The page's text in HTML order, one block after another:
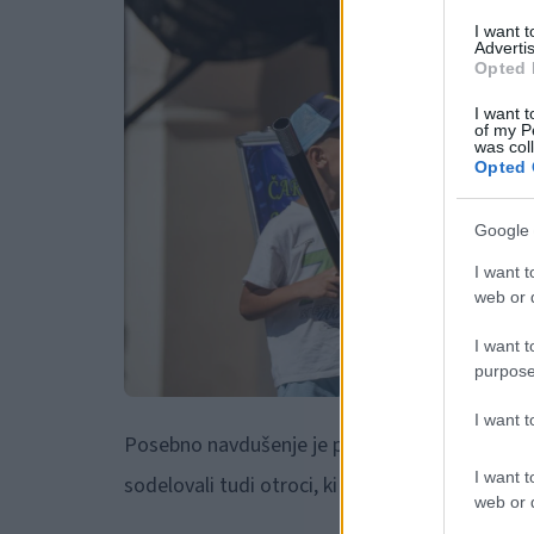
I want
Opted
I want
of my
was
Opted
Google
I want
web or
I want
I want
I want
web or
Posebno navdušenje je požela
sodelovali tudi otroci, ki so s svojo